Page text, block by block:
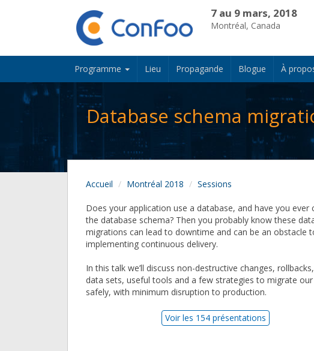
7 au 9 mars, 2018
Montréal, Canada
Programme Lieu Propagande Blogue À
Database schema
Accueil Montréal 2018 Sessions
Does your application use a database, and have you ever
the database schema? Then you probably know these
migrations can lead to downtime and can be an obstacle
implementing continuous delivery.
In this talk we’ll discuss non-destructive changes,
data sets, useful tools and a few strategies to migrate
safely, with minimum disruption to production.
Voir les 154 présentations